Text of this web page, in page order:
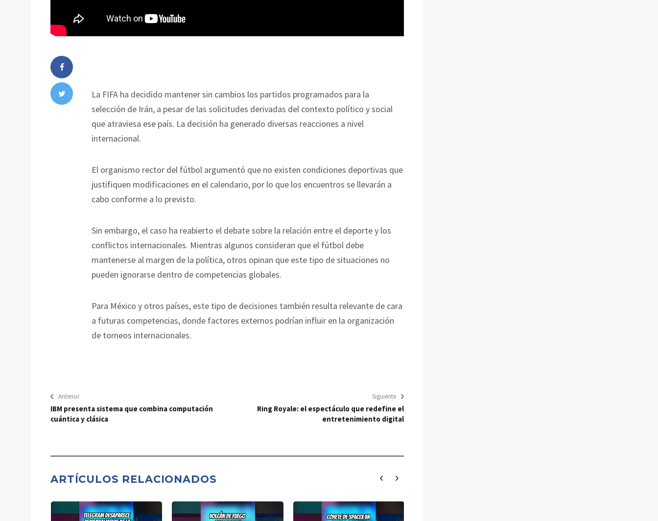
La FIFA ha decidido mantener sin cambios los partidos programados para la
selección de Irán, a pesar de las solicitudes derivadas del contexto político y social
que atraviesa ese país. La decisión ha generado diversas reacciones a nivel
internacional.
El organismo rector del fútbol argumentó que no existen condiciones deportivas que
justifiquen modificaciones en el calendario, por lo que los encuentros se llevarán a
cabo conforme a lo previsto.
Sin embargo, el caso ha reabierto el debate sobre la relación entre el deporte y los
conflictos internacionales. Mientras algunos consideran que el fútbol debe
mantenerse al margen de la política, otros opinan que este tipo de situaciones no
pueden ignorarse dentro de competencias globales.
Para México y otros países, este tipo de decisiones también resulta relevante de cara
a futuras competencias, donde factores externos podrían influir en la organización
de torneos internacionales.
Anterior
IBM presenta sistema que combina computación
cuántica y clásica
Siguiente
Ring Royale: el espectáculo que redefine el
entretenimiento digital
ARTÍCULOS RELACIONADOS